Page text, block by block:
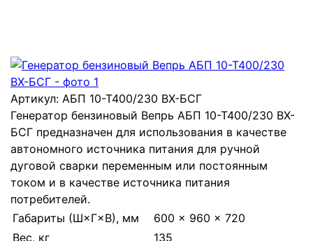
Артикул: АБП 10-Т400/230 ВХ-БСГ
Генератор бензиновый Вепрь АБП 10-Т400/230 ВХ-
БСГ предназначен для использования в качестве
автономного источника питания для ручной
дуговой сварки переменным или постоянным
током и в качестве источника питания
потребителей.
Габариты (Ш×Г×В), мм
600 × 960 × 720
Вес, кг
135